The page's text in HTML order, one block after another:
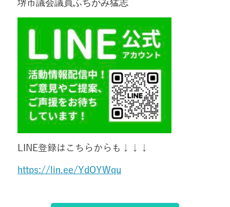
堺市議会議員ふちがみ猛志
LINE登録はこちらからも↓↓↓
https://lin.ee/YdOYWqu